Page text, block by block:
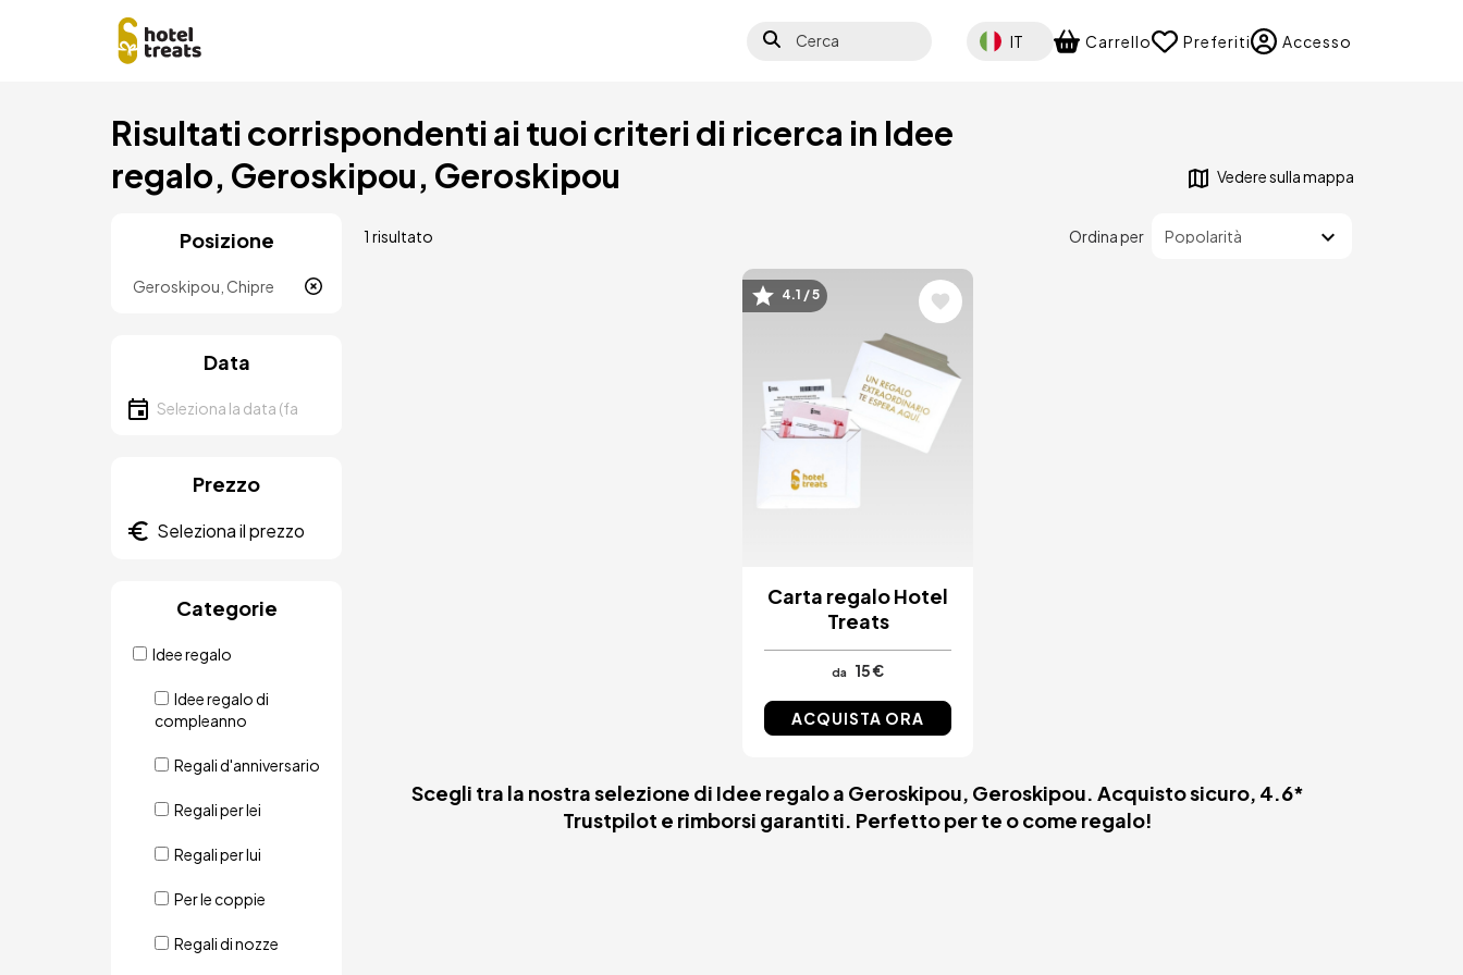
Cerca Select your language
IT Carrello Preferiti Accesso
Risultati corrispondenti ai tuoi criteri di ricerca in Idee
regalo, Geroskipou, Geroskipou
Vedere sulla mappa
Posizione
Data
Seleziona la data
Prezzo
Categorie
Idee regalo
Idee regalo di
compleanno
Regali d'anniversario
Regali per lei
Regali per lui
Per le coppie
Regali di nozze
Ordina per
1 risultato
Immagine
4.1 / 5
Carta regalo Hotel
Treats
da 15 €
ACQUISTA ORA
Scegli tra la nostra selezione di Idee regalo a Geroskipou, Geroskipou. Acquisto sicuro, 4.6*
Trustpilot e rimborsi garantiti. Perfetto per te o come regalo!